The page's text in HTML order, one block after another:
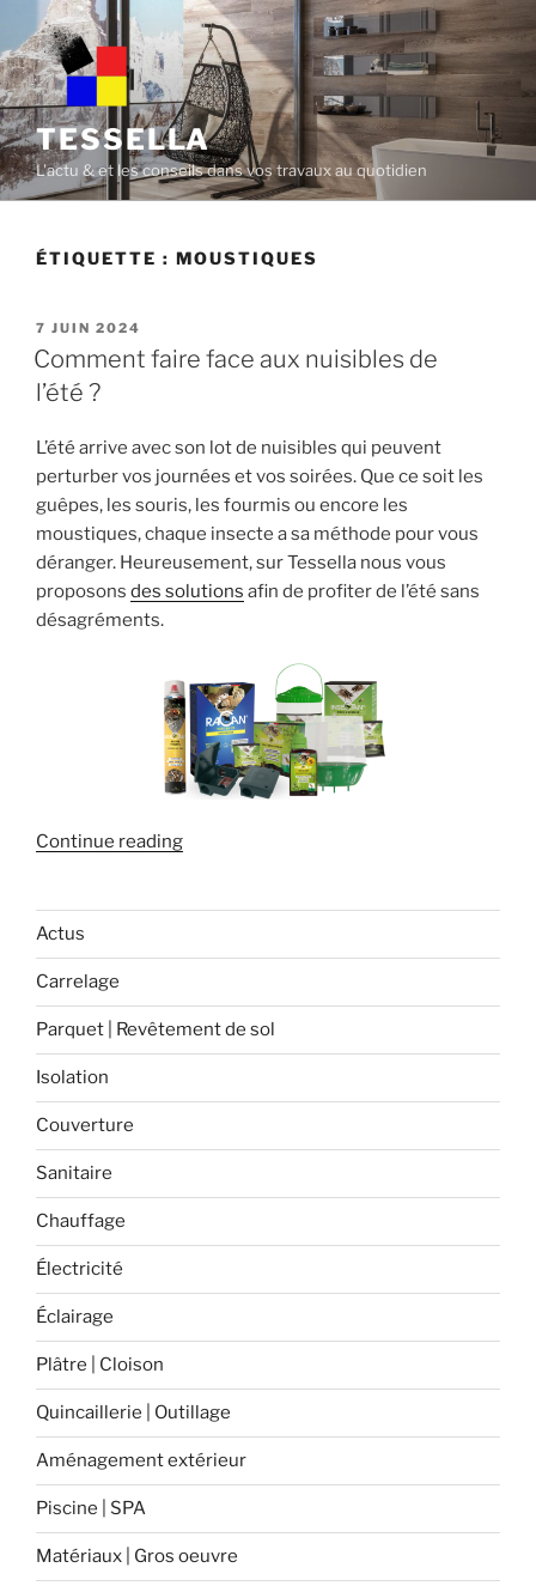
content
TESSELLA
L'actu & et les conseils dans vos travaux au quotidien
ÉTIQUETTE : MOUSTIQUES
POSTED
ON
7 JUIN 2024
Comment faire face aux nuisibles de
l’été ?
L’été arrive avec son lot de nuisibles qui peuvent
perturber vos journées et vos soirées. Que ce soit les
guêpes, les souris, les fourmis ou encore les
moustiques, chaque insecte a sa méthode pour vous
déranger. Heureusement, sur Tessella nous vous
proposons des solutions afin de profiter de l’été sans
désagréments.
Continue reading« Comment
nuisibles
l’été ? »
Actus
Carrelage
Parquet | Revêtement de sol
Isolation
Couverture
Sanitaire
Chauffage
Électricité
Éclairage
Plâtre | Cloison
Quincaillerie | Outillage
Aménagement extérieur
Piscine | SPA
Matériaux | Gros oeuvre